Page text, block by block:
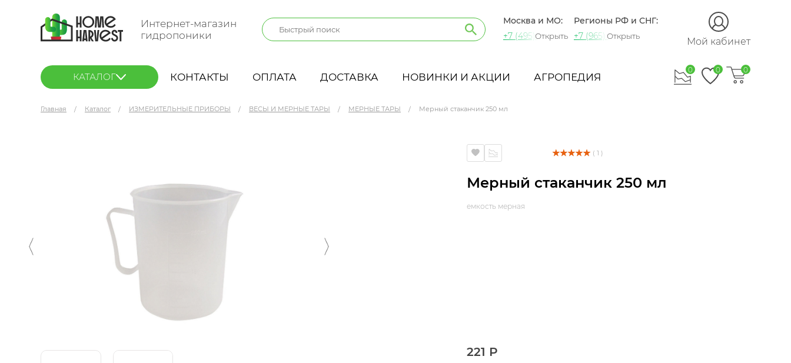
Интернет-магазин
гидропоники
Москва и МО:
+7 (495) 721-60-15
Открыть
Регионы РФ и СНГ:
+7 (965) 420-10-10
Открыть Мой кабинет
КАТАЛОГ КОНТАКТЫ ОПЛАТА ДОСТАВКА НОВИНКИ И АКЦИИ АГРОПЕДИЯ
0 0 0
Главная Каталог ИЗМЕРИТЕЛЬНЫЕ ПРИБОРЫ ВЕСЫ И МЕРНЫЕ ТАРЫ МЕРНЫЕ ТАРЫ Мерный стаканчик 250 мл
( 1 )
Мерный стаканчик 250 мл
емкость мерная
221 Р